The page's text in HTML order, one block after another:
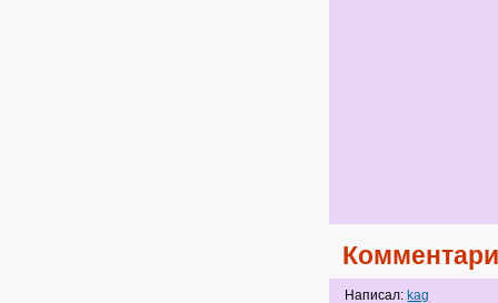
Написал:kag